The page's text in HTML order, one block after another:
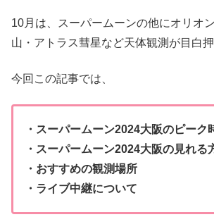
10月は、スーパームーンの他にオリオ
山・アトラス彗星など天体観測が目白
今回この記事では、
・スーパームーン2024大阪のピーク
・スーパームーン2024大阪の見れる
・おすすめの観測場所
・ライブ中継について